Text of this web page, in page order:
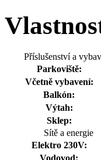
Příslušenství a
Parkoviště:
Včetně vybavení:
Balkón:
Výtah:
Sklep:
Sítě a energie
Elektro 230V:
Vodovod: